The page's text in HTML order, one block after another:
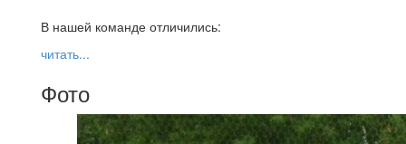
В нашей команде отличились:
читать...
Фото